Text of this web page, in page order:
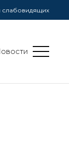
слабовидящих